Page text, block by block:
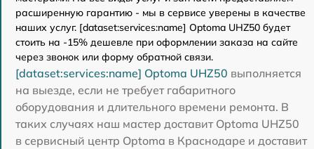
расширенную гарантию - мы в сервисе уверены в качестве
наших услуг. [dataset:services:name] Optoma UHZ50 будет
стоить на -15% дешевле при оформлении заказа на сайте
через звонок или форму обратной связи.
[dataset:services:name] Optoma UHZ50 выполняется
на выезде, если не требует габаритного
оборудования и длительного времени ремонта. В
таких случаях наш мастер доставит Optoma UHZ50
в сервисный центр Optoma в Краснодаре и доставит